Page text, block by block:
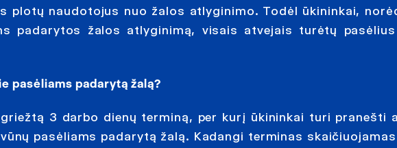
plotų naudotojus nuo žalos atlyginimo. Todėl ūkininkai,
padarytos žalos atlyginimą, visais atvejais turėtų
pasėliams padarytą žalą?
3 darbo dienų terminą, per kurį ūkininkai turi pranešti
pasėliams padarytą žalą. Kadangi terminas